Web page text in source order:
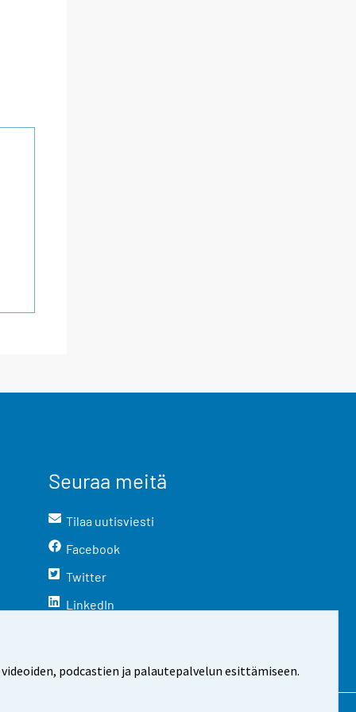
podcastien ja palautepalvelun esittämiseen.
Seuraa meitä
Tilaa uutisviesti
Facebook
Twitter
LinkedIn